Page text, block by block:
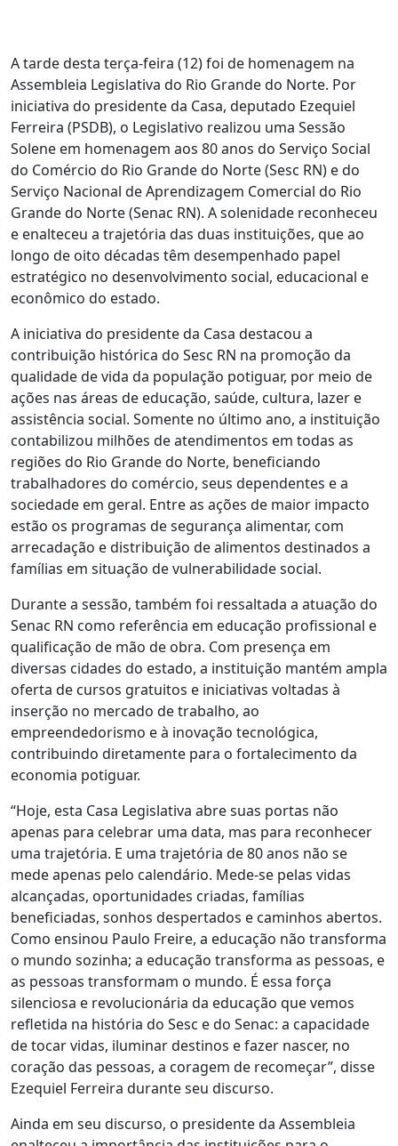
A tarde desta terça-feira (12) foi de homenagem na
Assembleia Legislativa do Rio Grande do Norte. Por
iniciativa do presidente da Casa, deputado Ezequiel
Ferreira (PSDB), o Legislativo realizou uma Sessão
Solene em homenagem aos 80 anos do Serviço Social
do Comércio do Rio Grande do Norte (Sesc RN) e do
Serviço Nacional de Aprendizagem Comercial do Rio
Grande do Norte (Senac RN). A solenidade reconheceu
e enalteceu a trajetória das duas instituições, que ao
longo de oito décadas têm desempenhado papel
estratégico no desenvolvimento social, educacional e
econômico do estado.
A iniciativa do presidente da Casa destacou a
contribuição histórica do Sesc RN na promoção da
qualidade de vida da população potiguar, por meio de
ações nas áreas de educação, saúde, cultura, lazer e
assistência social. Somente no último ano, a instituição
contabilizou milhões de atendimentos em todas as
regiões do Rio Grande do Norte, beneficiando
trabalhadores do comércio, seus dependentes e a
sociedade em geral. Entre as ações de maior impacto
estão os programas de segurança alimentar, com
arrecadação e distribuição de alimentos destinados a
famílias em situação de vulnerabilidade social.
Durante a sessão, também foi ressaltada a atuação do
Senac RN como referência em educação profissional e
qualificação de mão de obra. Com presença em
diversas cidades do estado, a instituição mantém ampla
oferta de cursos gratuitos e iniciativas voltadas à
inserção no mercado de trabalho, ao
empreendedorismo e à inovação tecnológica,
contribuindo diretamente para o fortalecimento da
economia potiguar.
“Hoje, esta Casa Legislativa abre suas portas não
apenas para celebrar uma data, mas para reconhecer
uma trajetória. E uma trajetória de 80 anos não se
mede apenas pelo calendário. Mede-se pelas vidas
alcançadas, oportunidades criadas, famílias
beneficiadas, sonhos despertados e caminhos abertos.
Como ensinou Paulo Freire, a educação não transforma
o mundo sozinha; a educação transforma as pessoas, e
as pessoas transformam o mundo. É essa força
silenciosa e revolucionária da educação que vemos
refletida na história do Sesc e do Senac: a capacidade
de tocar vidas, iluminar destinos e fazer nascer, no
coração das pessoas, a coragem de recomeçar”, disse
Ezequiel Ferreira durante seu discurso.
Ainda em seu discurso, o presidente da Assembleia